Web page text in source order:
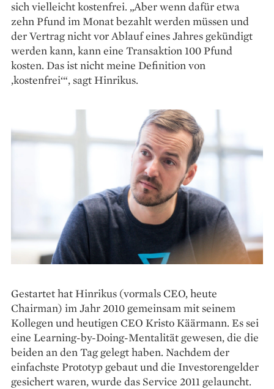
sich vielleicht kostenfrei. „Aber wenn dafür etwa
zehn Pfund im Monat bezahlt werden ­müssen und
der Vertrag nicht vor Ablauf ­eines Jahres gekündigt
werden kann, kann eine ­Transaktion 100 Pfund
kosten. Das ist nicht meine Definition von
,kostenfrei‘“, sagt ­Hinrikus.
Gestartet hat Hinrikus (vormals CEO, heute
Chairman) im Jahr 2010 gemeinsam mit seinem
Kollegen und heutigen CEO ­Kristo ­Käär­mann. Es sei
eine Learning-by-­Doing-Mentalität gewesen, die die
beiden an den Tag gelegt ­haben. Nachdem der
einfachste Prototyp gebaut und die Investorengelder
­gesichert waren, wurde das Service 2011 gelauncht.